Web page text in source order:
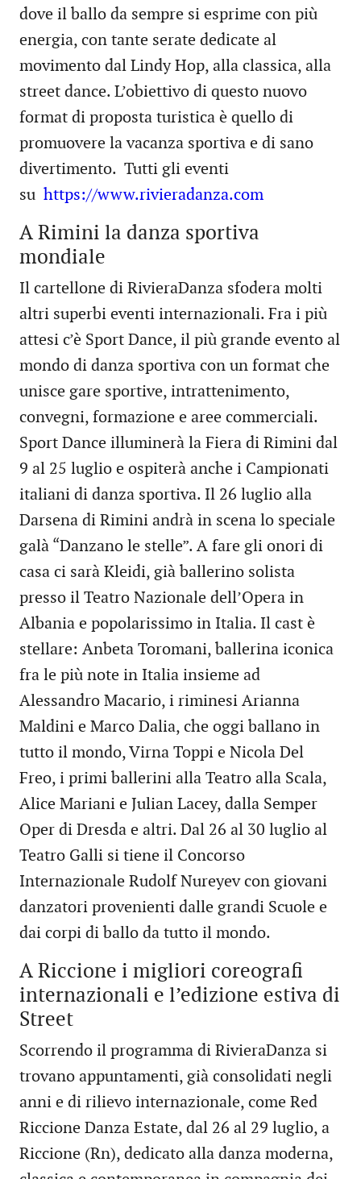
dove il ballo da sempre si esprime con più
energia, con tante serate dedicate al
movimento dal Lindy Hop, alla classica, alla
street dance. L’obiettivo di questo nuovo
format di proposta turistica è quello di
promuovere la vacanza sportiva e di sano
divertimento. Tutti gli eventi
su https://www.rivieradanza.com
A Rimini la danza sportiva
mondiale
Il cartellone di RivieraDanza sfodera molti
altri superbi eventi internazionali. Fra i più
attesi c’è Sport Dance, il più grande evento al
mondo di danza sportiva con un format che
unisce gare sportive, intrattenimento,
convegni, formazione e aree commerciali.
Sport Dance illuminerà la Fiera di Rimini dal
9 al 25 luglio e ospiterà anche i Campionati
italiani di danza sportiva. Il 26 luglio alla
Darsena di Rimini andrà in scena lo speciale
galà “Danzano le stelle”. A fare gli onori di
casa ci sarà Kleidi, già ballerino solista
presso il Teatro Nazionale dell’Opera in
Albania e popolarissimo in Italia. Il cast è
stellare: Anbeta Toromani, ballerina iconica
fra le più note in Italia insieme ad
Alessandro Macario, i riminesi Arianna
Maldini e Marco Dalia, che oggi ballano in
tutto il mondo, Virna Toppi e Nicola Del
Freo, i primi ballerini alla Teatro alla Scala,
Alice Mariani e Julian Lacey, dalla Semper
Oper di Dresda e altri. Dal 26 al 30 luglio al
Teatro Galli si tiene il Concorso
Internazionale Rudolf Nureyev con giovani
danzatori provenienti dalle grandi Scuole e
dai corpi di ballo da tutto il mondo.
A Riccione i migliori coreografi
internazionali e l’edizione estiva di
Street
Scorrendo il programma di RivieraDanza si
trovano appuntamenti, già consolidati negli
anni e di rilievo internazionale, come Red
Riccione Danza Estate, dal 26 al 29 luglio, a
Riccione (Rn), dedicato alla danza moderna,